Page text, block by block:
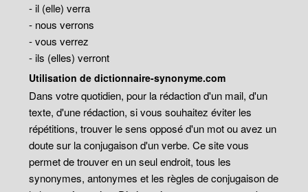
- il (elle) verra
- nous verrons
- vous verrez
- ils (elles) verront
Utilisation de dictionnaire-synonyme.com
Dans votre quotidien, pour la rédaction d'un mail, d'un
texte, d'une rédaction, si vous souhaitez éviter les
répétitions, trouver le sens opposé d'un mot ou avez un
doute sur la conjugaison d'un verbe. Ce site vous
permet de trouver en un seul endroit, tous les
synonymes, antonymes et les règles de conjugaison de